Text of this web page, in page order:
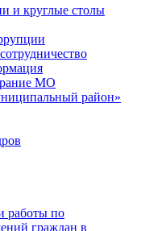
и круглые столы
МО
район»
работы по
граждан в